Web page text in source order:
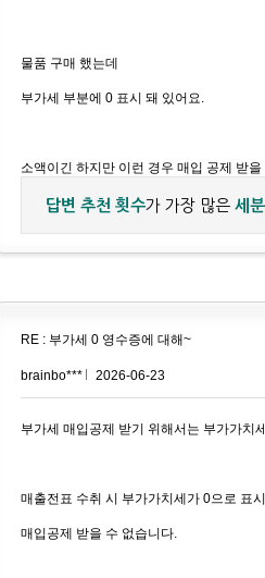
물품 구매 했는데
부가세 부분에 0 표시 돼 있어요.
소액이긴 하지만 이런 경우 매입 공제 받
답변 추천 횟수가 가장 많은 세
RE : 부가세 0 영수증에 대해~
brainbo*** 2026-06-23
부가세 매입공제 받기 위해서는 부가가치
매출전표 수취 시 부가가치세가 0으로 표
매입공제 받을 수 없습니다.